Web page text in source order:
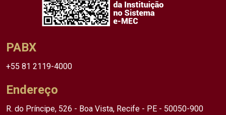
PABX
+55 81 2119-4000
Endereço
R. do Príncipe, 526 - Boa Vista, Recife - PE - 50050-900